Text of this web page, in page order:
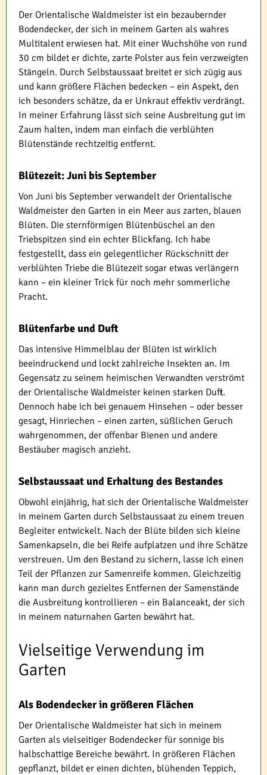
Der Orientalische Waldmeister ist ein bezaubernder
Bodendecker, der sich in meinem Garten als wahres
Multitalent erwiesen hat. Mit einer Wuchshöhe von rund
30 cm bildet er dichte, zarte Polster aus fein verzweigten
Stängeln. Durch Selbstaussaat breitet er sich zügig aus
und kann größere Flächen bedecken – ein Aspekt, den
ich besonders schätze, da er Unkraut effektiv verdrängt.
In meiner Erfahrung lässt sich seine Ausbreitung gut im
Zaum halten, indem man einfach die verblühten
Blütenstände rechtzeitig entfernt.
Blütezeit: Juni bis September
Von Juni bis September verwandelt der Orientalische
Waldmeister den Garten in ein Meer aus zarten, blauen
Blüten. Die sternförmigen Blütenbüschel an den
Triebspitzen sind ein echter Blickfang. Ich habe
festgestellt, dass ein gelegentlicher Rückschnitt der
verblühten Triebe die Blütezeit sogar etwas verlängern
kann – ein kleiner Trick für noch mehr sommerliche
Pracht.
Blütenfarbe und Duft
Das intensive Himmelblau der Blüten ist wirklich
beeindruckend und lockt zahlreiche Insekten an. Im
Gegensatz zu seinem heimischen Verwandten verströmt
der Orientalische Waldmeister keinen starken Duft.
Dennoch habe ich bei genauem Hinsehen – oder besser
gesagt, Hinriechen – einen zarten, süßlichen Geruch
wahrgenommen, der offenbar Bienen und andere
Bestäuber magisch anzieht.
Selbstaussaat und Erhaltung des Bestandes
Obwohl einjährig, hat sich der Orientalische Waldmeister
in meinem Garten durch Selbstaussaat zu einem treuen
Begleiter entwickelt. Nach der Blüte bilden sich kleine
Samenkapseln, die bei Reife aufplatzen und ihre Schätze
verstreuen. Um den Bestand zu sichern, lasse ich einen
Teil der Pflanzen zur Samenreife kommen. Gleichzeitig
kann man durch gezieltes Entfernen der Samenstände
die Ausbreitung kontrollieren – ein Balanceakt, der sich
in meinem naturnahen Garten bewährt hat.
Vielseitige Verwendung im
Garten
Als Bodendecker in größeren Flächen
Der Orientalische Waldmeister hat sich in meinem
Garten als vielseitiger Bodendecker für sonnige bis
halbschattige Bereiche bewährt. In größeren Flächen
gepflanzt, bildet er einen dichten, blühenden Teppich,